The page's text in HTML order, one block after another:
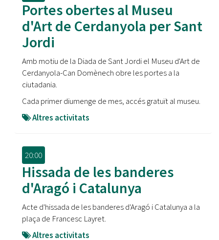
Portes obertes al Museu
d'Art de Cerdanyola per Sant
Jordi
Amb motiu de la Diada de Sant Jordi el Museu d'Art de
Cerdanyola-Can Domènech obre les portes a la
ciutadania.
Cada primer diumenge de mes, accés gratuït al museu.
Altres activitats
20:00
Hissada de les banderes
d'Aragó i Catalunya
Acte d'hissada de les banderes d'Aragó i Catalunya a la
plaça de Francesc Layret.
Altres activitats